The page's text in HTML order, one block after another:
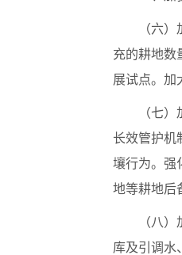
（六
充的耕地数
展试点。加
（七
长效管护机
壤行为。强
地等耕地后
（八
库及引调水